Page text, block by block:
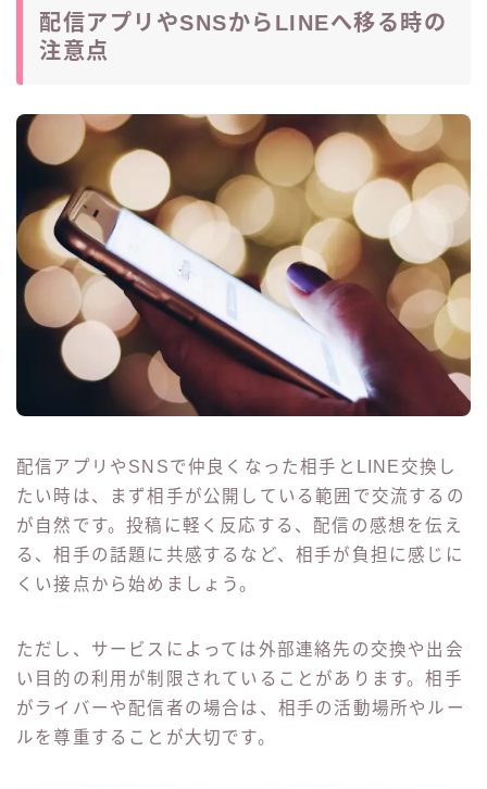
配信アプリやSNSからLINEへ移る時の
注意点
配信アプリやSNSで仲良くなった相手とLINE交換し
たい時は、まず相手が公開している範囲で交流するの
が自然です。投稿に軽く反応する、配信の感想を伝え
る、相手の話題に共感するなど、相手が負担に感じに
くい接点から始めましょう。
ただし、サービスによっては外部連絡先の交換や出会
い目的の利用が制限されていることがあります。相手
がライバーや配信者の場合は、相手の活動場所やルー
ルを尊重することが大切です。